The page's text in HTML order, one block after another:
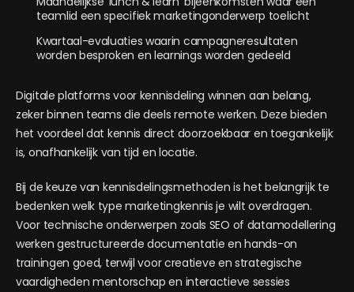
teamlid een specifiek marketingonderwerp toelicht
Kwartaal-evaluaties waarin campagneresultaten
worden besproken en learnings worden gedeeld
Digitale platforms voor kennisdeling winnen aan belang,
zeker binnen teams die deels remote werken. Deze bieden
het voordeel dat kennis direct doorzoekbaar en toegankelijk
is, onafhankelijk van tijd en locatie.
Bij de keuze van kennisdelingsmethoden is het belangrijk te
bedenken welk type marketingkennis je wilt overdragen.
Voor technische onderwerpen zoals SEO of datamodellering
werken gestructureerde documentatie en hands-on
trainingen goed, terwijl voor creatieve en strategische
vaardigheden mentorschap en interactieve sessies